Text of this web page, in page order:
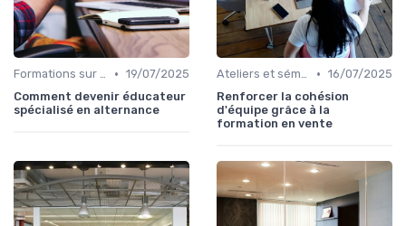
Formations sur mesure pour entreprises • 19/07/2025
Comment devenir éducateur
spécialisé en alternance
Ateliers et séminaires • 16/07/2025
Renforcer la cohésion
d'équipe grâce à la
formation en vente